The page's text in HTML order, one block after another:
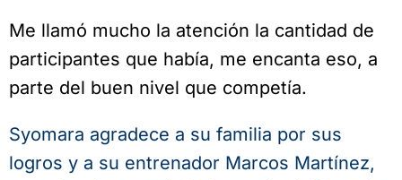
Me llamó mucho la atención la cantidad de
participantes que había, me encanta eso, a
parte del buen nivel que competía.
Syomara agradece a su familia por sus
logros y a su entrenador Marcos Martínez,